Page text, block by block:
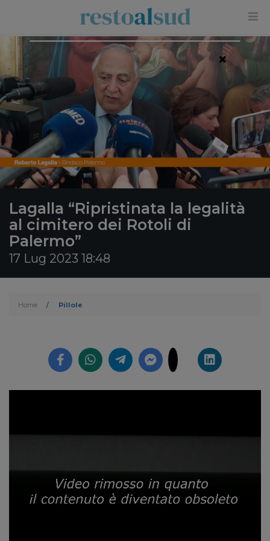
Lagalla “Ripristinata la legalità
al cimitero dei Rotoli di
Palermo”
17 Lug 2023 18:48
Home / Pillole
×